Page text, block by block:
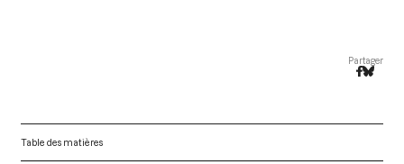
Partager
Table des matières